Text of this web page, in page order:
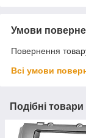
Умови
Повернення
Всі умови
Подібні товари